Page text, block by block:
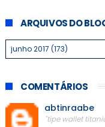
ARQUIVOS DO
COMENTÁRIOS
abtinraabe
"tipe wallet